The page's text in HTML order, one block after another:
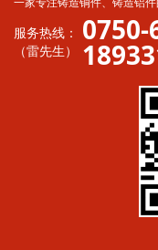
服务热线：
（雷先生）
0750-